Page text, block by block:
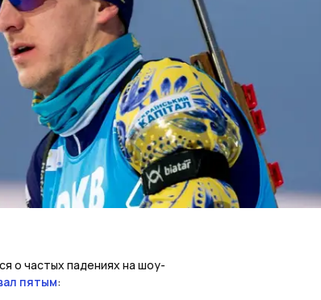
о частых падениях на шоу-
пятым: